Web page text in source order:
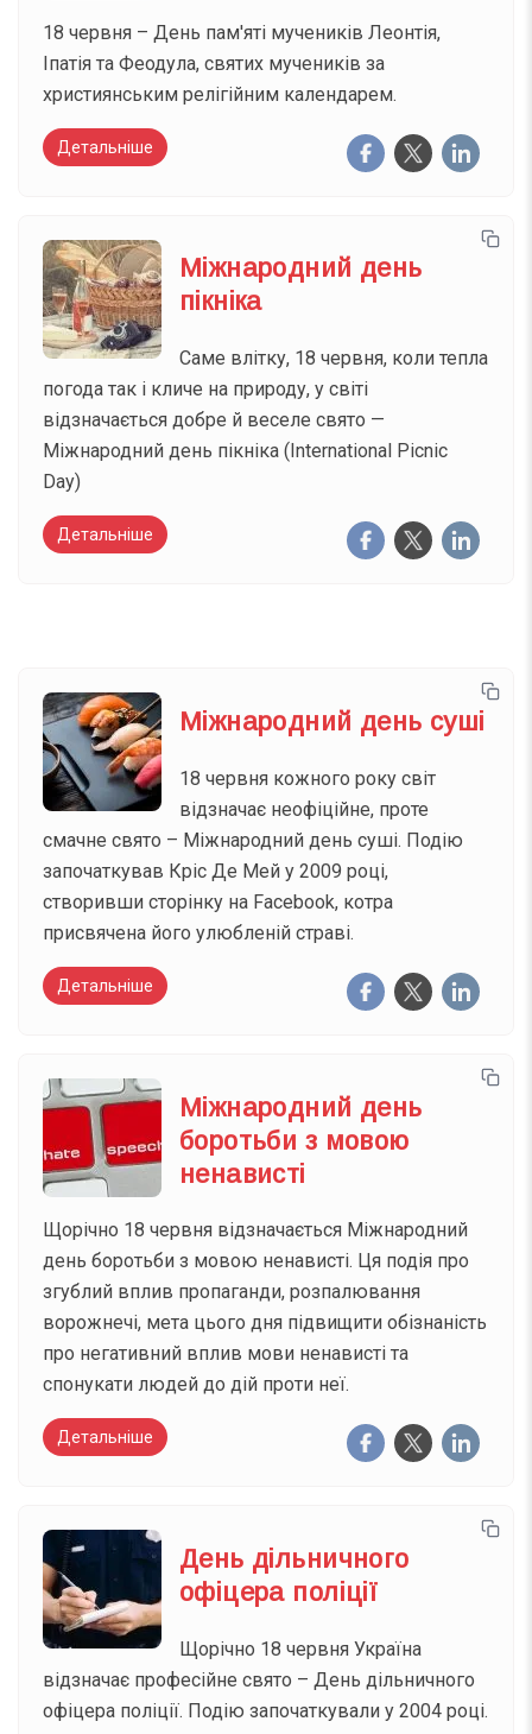
18 червня – День пам'яті мучеників Леонтія,
Іпатія та Феодула, святих мучеників за
християнським релігійним календарем.
Детальніше
Міжнародний день
пікніка
Саме влітку, 18 червня, коли тепла
погода так і кличе на природу, у світі
відзначається добре й веселе свято —
Міжнародний день пікніка (International Picnic
Day)
Детальніше
Міжнародний день суші
18 червня кожного року світ
відзначає неофіційне, проте
смачне свято – Міжнародний день суші. Подію
започаткував Кріс Де Мей у 2009 році,
створивши сторінку на Facebook, котра
присвячена його улюбленій страві.
Детальніше
Міжнародний день
боротьби з мовою
ненависті
Щорічно 18 червня відзначається Міжнародний
день боротьби з мовою ненависті. Ця подія про
згублий вплив пропаганди, розпалювання
ворожнечі, мета цього дня підвищити обізнаність
про негативний вплив мови ненависті та
спонукати людей до дій проти неї.
Детальніше
День дільничного
офіцера поліції
Щорічно 18 червня Україна
відзначає професійне свято – День дільничного
офіцера поліції. Подію започаткували у 2004 році.